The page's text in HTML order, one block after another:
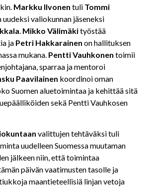
Markku Ilvonen tuli Tommi
uudeksi valiokunnan jäseneksi
. Mikko Välimäkityöstää
ja Petri Hakkarainen on hallituksen
mukana. Pentti Vauhkonen toimii
sparraa ja mentoroi
Paavilainen koordinoi oman
Suomen aluetoimintaa ja kehittää sitä
sekä Pentti Vauhkosen
valittujen tehtäväksi tuli
uudelleen Suomessa muutaman
jälkeen niin, että toimintaa
päivän vaatimusten tasolle ja
maantieteellisiä linjan vetoja